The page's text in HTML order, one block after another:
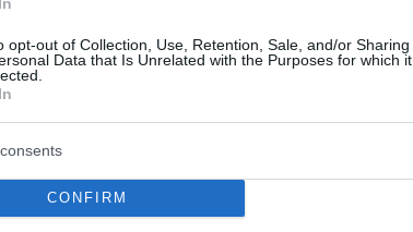
opt-out of Collection, Use, Retention, Sale, and/or Sharing
Data that Is Unrelated with the Purposes for which it
CONFIRM
όλες τις ειδήσεις